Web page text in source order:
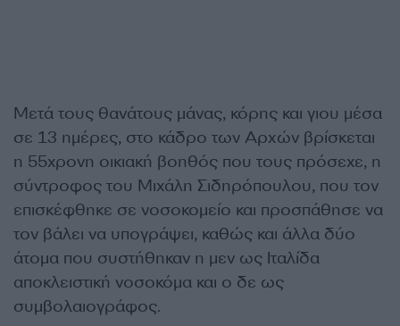
Μετά τους θανάτους μάνας, κόρης και γιου μέσα
σε 13 ημέρες, στο κάδρο των Αρχών βρίσκεται
η 55χρονη οικιακή βοηθός που τους πρόσεχε, η
σύντροφος του Μιχάλη Σιδηρόπουλου, που τον
επισκέφθηκε σε νοσοκομείο και προσπάθησε να
τον βάλει να υπογράψει, καθώς και άλλα δύο
άτομα που συστήθηκαν η μεν ως Ιταλίδα
αποκλειστική νοσοκόμα και ο δε ως
συμβολαιογράφος.